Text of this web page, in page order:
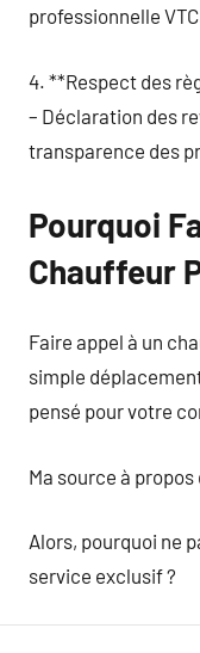
professionnelle
4. **Respect des
– Déclaration des
transparence des
Pourquoi
Chauffeur
Faire appel à un
simple
pensé pour votre
Ma source à propos
Alors, pourquoi ne
service exclusif ?